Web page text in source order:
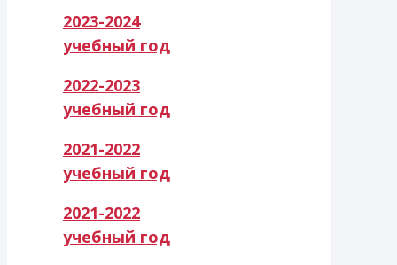
2023-2024
учебный год
2022-2023
учебный год
2021-2022
учебный год
2021-2022
учебный год